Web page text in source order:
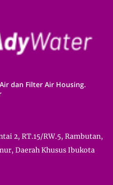
dan Filter Air Housing.
2, RT.15/RW.5, Rambutan,
Daerah Khusus Ibukota